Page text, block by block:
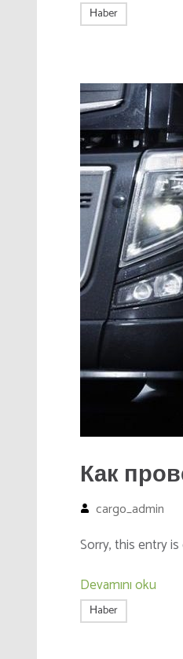
Нaber
Как
cargo_admin
Sorry, this entry
Devamını oku
Нaber